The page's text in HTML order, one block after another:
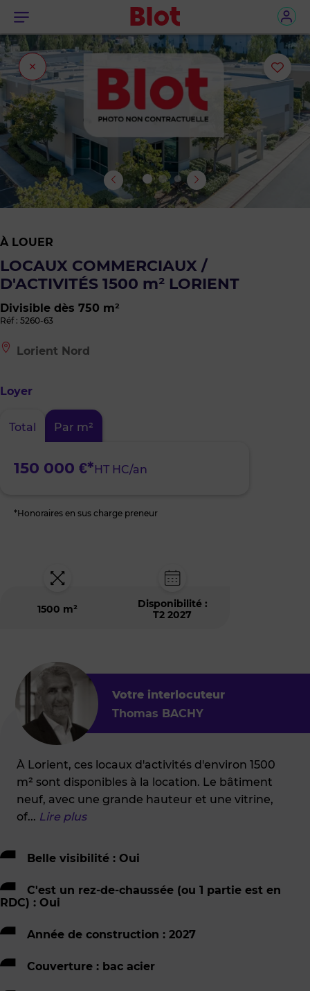
Menu
Fermer
l'onglet
ou
À LOUER
LOCAUX COMMERCIAUX /
D'ACTIVITÉS 1500 m² LORIENT
Divisible dès 750 m²
Réf : 5260-63
Le
bien
à
Lorient
Nord
Lorient Nord
Loyer
Total Par m²
150 000 €*HT HC/an
*Honoraires en sus charge preneur
1500 m²
Disponibilité :
T2 2027
Votre interlocuteur
Thomas BACHY
À Lorient, ces locaux d'activités d'environ 1500
m² sont disponibles à la location. Le bâtiment
neuf, avec une grande hauteur et une vitrine,
of... Lire plus
Belle visibilité : Oui
C'est un rez-de-chaussée (ou 1 partie est en
RDC) : Oui
Année de construction : 2027
Couverture : bac acier